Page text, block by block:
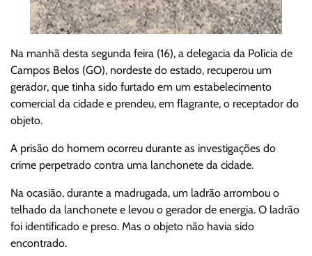
Na manhã desta segunda feira (16), a delegacia da Polícia de
Campos Belos (GO), nordeste do estado, recuperou um
gerador, que tinha sido furtado em um estabelecimento
comercial da cidade e prendeu, em flagrante, o receptador do
objeto.
A prisão do homem ocorreu durante as investigações do
crime perpetrado contra uma lanchonete da cidade.
Na ocasião, durante a madrugada, um ladrão arrombou o
telhado da lanchonete e levou o gerador de energia. O ladrão
foi identificado e preso. Mas o objeto não havia sido
encontrado.